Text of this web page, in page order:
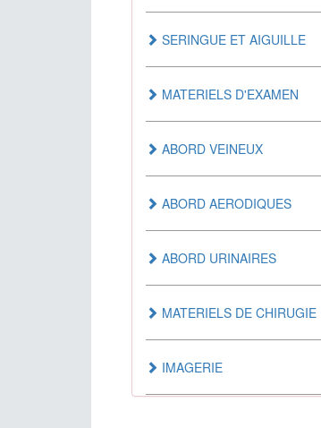
ANTI-SEPTIQUES
ANTI-SPASMODIQUE
AUTRES
MEDICAMENTS AGISSANT
SUR LE SYSTEME
CARDIOVASCULAIRE
MEDICAMENTS
SERINGUE ET AIGUILLE
MATERIELS D'EXAMEN
ABORD VEINEUX
ABORD AERODIQUES
ABORD URINAIRES
MATERIELS DE CHIRUGIE
IMAGERIE